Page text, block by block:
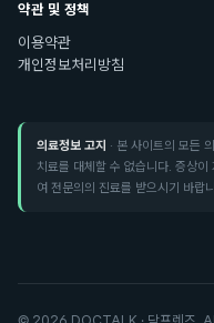
약관 및 정책
이용약관
개인정보처리방침
의료정보 고지 · 본 사이트의 모든
치료를 대체할 수 없습니다. 증상
여 전문의의 진료를 받으시기 바랍